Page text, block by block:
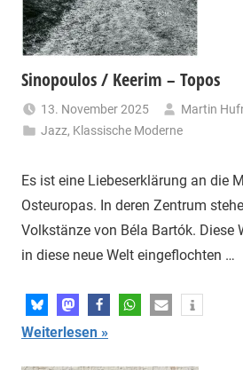
Sinopoulos / Keerim – Topos
13. November 2025
Martin
Jazz, Klassische Moderne
Es ist eine Liebeserklärung an die
Osteuropas. In deren Zentrum
Volkstänze von Béla Bartók. Diese
in diese neue Welt eingeflochten …
Weiterlesen